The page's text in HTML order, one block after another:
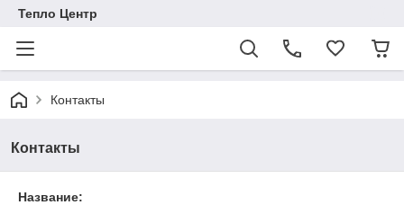
Тепло Центр
Контакты
Контакты
Название: